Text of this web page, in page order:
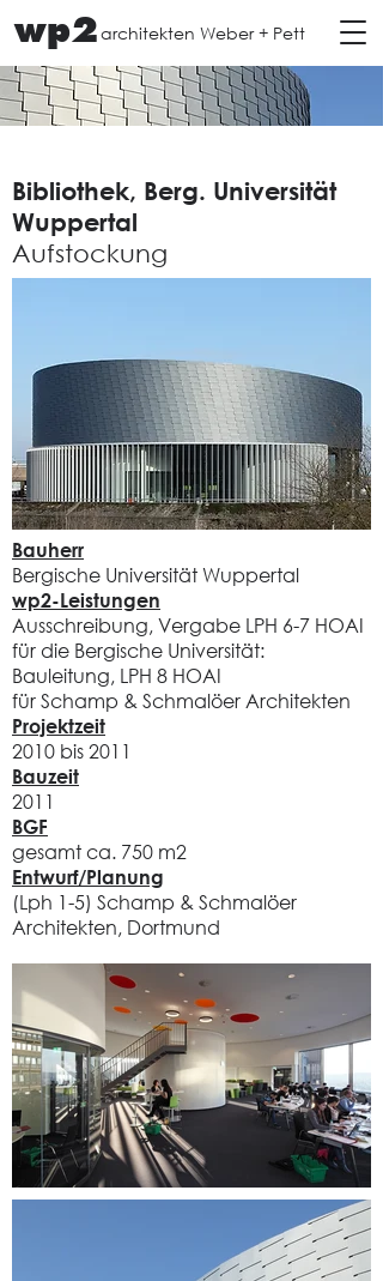
wp2architekten Weber + Pett
Bibliothek, Berg. Universität
Wuppertal
Aufstockung
Bauherr
Bergische Universität Wuppertal
wp2-Leistungen
Ausschreibung, Vergabe LPH 6-7 HOAI
für die Bergische Universität:
Bauleitung, LPH 8 HOAI
für Schamp & Schmalöer Architekten
Projektzeit
2010 bis 2011
Bauzeit
2011
BGF
gesamt ca. 750 m2
Entwurf/Planung
(Lph 1-5) Schamp & Schmalöer
Architekten, Dortmund